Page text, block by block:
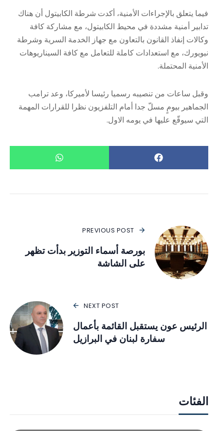
فيما يتعلق بالإجراءات الأمنية، أكدت شرطة الكابيتول أن هناك
تدابير أمنية مشددة في محيط الكابيتول، مع مشاركة كافة
وكالات إنفاذ القانون بالتعاون مع جهاز الخدمة السرية وشرطة
نيويورك، مع استعدادات كاملة للتعامل مع كافة السيناريوهات
الأمنية المحتملة.
وقبل ساعات من تنصيبه رسميا رئيسا لأميركا، وعد ترامب
الجماهير بيومٍ مسلّ جدا أمام التلفزيون نظرا للقرارات المهمة
التي سيوقّع عليها في يومه الاول.
PREVIOUS POST
بورصة أسماء التوزير بدأت تظهر
على الشاشة
NEXT POST
الرئيس عون يستقبل القائمة بأعمال
سفارة لبنان في البرازيل
الفئات